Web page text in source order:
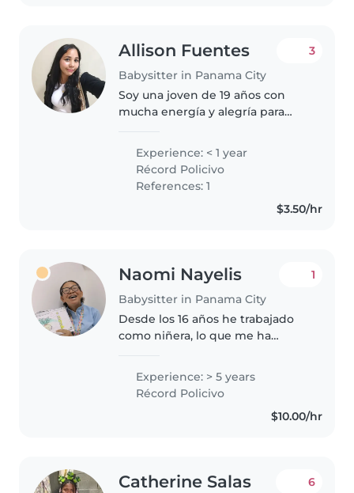
Allison Fuentes
Babysitter in Panama City
3
Soy una joven de 19 años con
mucha energía y alegría para
Aunque no tengo experiencia
formal como niñera, disfruto
mucho de actividades como
dibujar, hacer..
Experience: < 1 year
Récord Policivo
References: 1
$3.50/hr
Naomi Nayelis
Babysitter in Panama City
1
Desde los 16 años he trabajado
como niñera, lo que me ha
experiencia en el cuidado de
niños. Actualmente, estoy en mi
proceso de trabajo de grado
Experience: > 5 years
Récord Policivo
$10.00/hr
Catherine Salas 6